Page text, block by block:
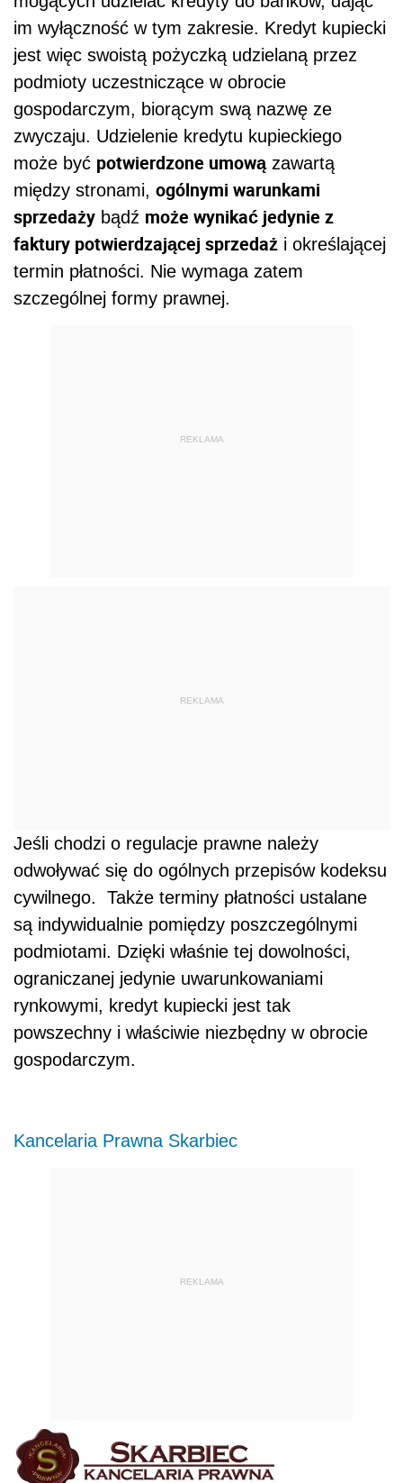
im wyłączność w tym zakresie. Kredyt kupiecki
jest więc swoistą pożyczką udzielaną przez
podmioty uczestniczące w obrocie
gospodarczym, biorącym swą nazwę ze
zwyczaju. Udzielenie kredytu kupieckiego
może być potwierdzone umowązawartą
między stronami, ogólnymi warunkami
sprzedaży bądź może wynikać jedynie z
faktury potwierdzającej sprzedaż i określającej
termin płatności. Nie wymaga zatem
szczególnej formy prawnej.
REKLAMA
REKLAMA
Jeśli chodzi o regulacje prawne należy
odwoływać się do ogólnych przepisów kodeksu
cywilnego. Także terminy płatności ustalane
są indywidualnie pomiędzy poszczególnymi
podmiotami. Dzięki właśnie tej dowolności,
ograniczanej jedynie uwarunkowaniami
rynkowymi, kredyt kupiecki jest tak
powszechny i właściwie niezbędny w obrocie
gospodarczym.
Kancelaria Prawna Skarbiec
REKLAMA